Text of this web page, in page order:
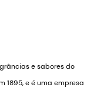
e sabores do
1895, e é uma empresa